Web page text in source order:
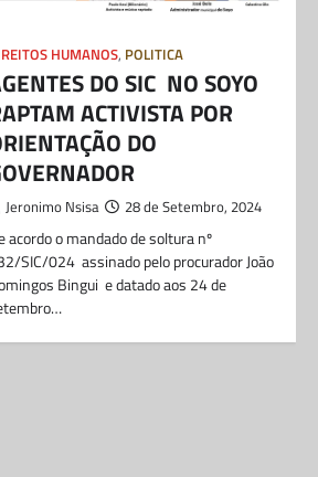
HUMANOS, POLITICA
DO SIC NO SOYO
ACTIVISTA POR
DO
Jeronimo Nsisa 28 de Setembro, 2024
acordo o mandado de soltura nº
SIC/024 assinado pelo procurador João
Bingui e datado aos 24 de